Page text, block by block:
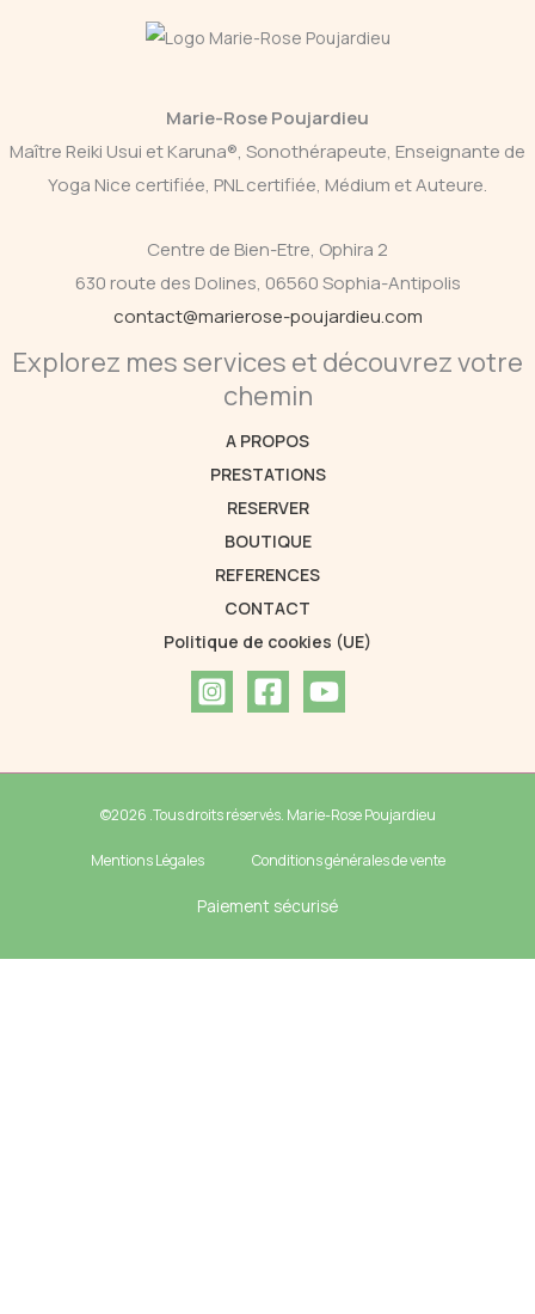
Marie-Rose Poujardieu
Maître Reiki Usui et Karuna®, Sonothérapeute, Enseignante de
Yoga Nice certifiée, PNL certifiée, Médium et Auteure.
Centre de Bien-Etre, Ophira 2
630 route des Dolines, 06560 Sophia-Antipolis
contact@marierose-poujardieu.com
Explorez mes services et découvrez votre
chemin
A PROPOS
PRESTATIONS
RESERVER
BOUTIQUE
REFERENCES
CONTACT
Politique de cookies (UE)
©2026 .Tous droits réservés. Marie-Rose Poujardieu
Mentions Légales Conditions générales de vente
Paiement sécurisé